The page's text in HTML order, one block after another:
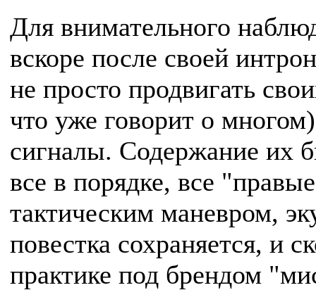
Для внимательного
вскоре после своей
не просто продвигать
что уже говорит о
сигналы. Содержание их
все в порядке, все
тактическим маневром,
повестка сохраняется, и
практике под брендом